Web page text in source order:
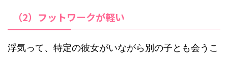
（2）フットワークが軽い
浮気って、特定の彼女がいながら別の子とも会うこ